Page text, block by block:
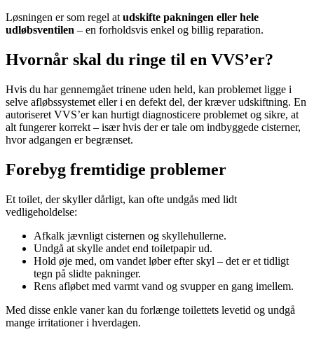
Løsningen er som regel at udskifte pakningen eller hele
udløbsventilen – en forholdsvis enkel og billig reparation.
Hvornår skal du ringe til en VVS’er?
Hvis du har gennemgået trinene uden held, kan problemet ligge i
selve afløbssystemet eller i en defekt del, der kræver udskiftning. En
autoriseret VVS’er kan hurtigt diagnosticere problemet og sikre, at
alt fungerer korrekt – især hvis der er tale om indbyggede cisterner,
hvor adgangen er begrænset.
Forebyg fremtidige problemer
Et toilet, der skyller dårligt, kan ofte undgås med lidt
vedligeholdelse:
Afkalk jævnligt cisternen og skyllehullerne.
Undgå at skylle andet end toiletpapir ud.
Hold øje med, om vandet løber efter skyl – det er et tidligt
tegn på slidte pakninger.
Rens afløbet med varmt vand og svupper en gang imellem.
Med disse enkle vaner kan du forlænge toilettets levetid og undgå
mange irritationer i hverdagen.